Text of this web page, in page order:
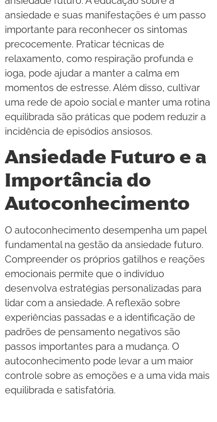
ansiedade e suas manifestações é um passo
importante para reconhecer os sintomas
precocemente. Praticar técnicas de
relaxamento, como respiração profunda e
ioga, pode ajudar a manter a calma em
momentos de estresse. Além disso, cultivar
uma rede de apoio social e manter uma rotina
equilibrada são práticas que podem reduzir a
incidência de episódios ansiosos.
Ansiedade Futuro e a
Importância do
Autoconhecimento
O autoconhecimento desempenha um papel
fundamental na gestão da ansiedade futuro.
Compreender os próprios gatilhos e reações
emocionais permite que o indivíduo
desenvolva estratégias personalizadas para
lidar com a ansiedade. A reflexão sobre
experiências passadas e a identificação de
padrões de pensamento negativos são
passos importantes para a mudança. O
autoconhecimento pode levar a um maior
controle sobre as emoções e a uma vida mais
equilibrada e satisfatória.